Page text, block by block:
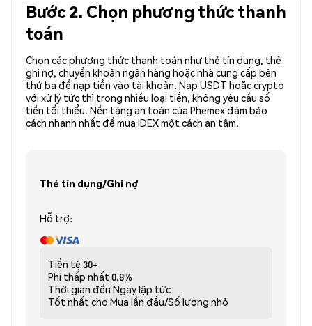
Bước 2. Chọn phương thức thanh
toán
Chọn các phương thức thanh toán như thẻ tín dụng, thẻ
ghi nợ, chuyển khoản ngân hàng hoặc nhà cung cấp bên
thứ ba để nạp tiền vào tài khoản. Nạp USDT hoặc crypto
với xử lý tức thì trong nhiều loại tiền, không yêu cầu số
tiền tối thiểu. Nền tảng an toàn của Phemex đảm bảo
cách nhanh nhất để mua IDEX một cách an tâm.
Thẻ tín dụng/Ghi nợ
Hỗ trợ:
Tiền tệ 30+
Phí thấp nhất 0.8%
Thời gian đến Ngay lập tức
Tốt nhất cho Mua lần đầu/Số lượng nhỏ